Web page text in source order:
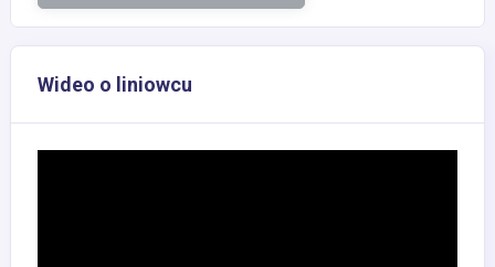
Wideo o liniowcu